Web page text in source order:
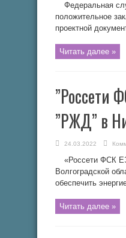
Федеральная
положительное
проектной
Читать далее »
”Россети
”РЖД” в
24.03.2022
«Россети ФСК
Волгоградской
обеспечить
Читать далее »